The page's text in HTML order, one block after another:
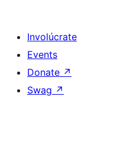
Involúcrate
Events
Donate ↗
Swag ↗